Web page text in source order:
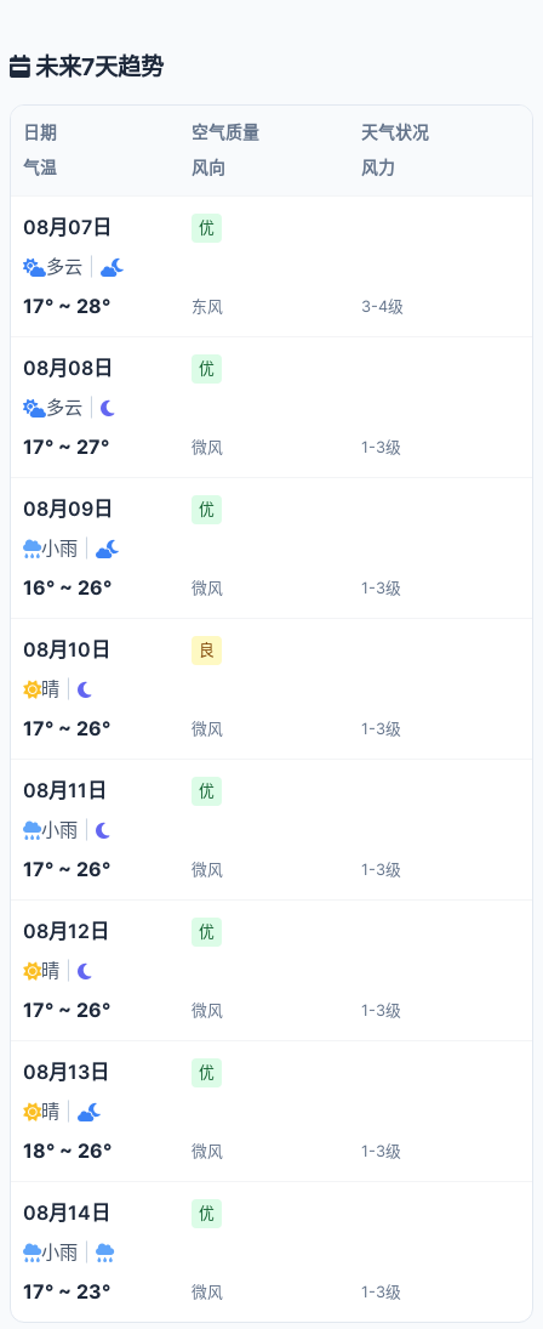
未来7天趋势
日期 空气质量
天气状况
气温
风向 风力
08月07日 优
多云
17° ~ 28° 东风 3-4级
08月08日 优
多云
17° ~ 27° 微风 1-3级
08月09日 优
小雨
16° ~ 26° 微风 1-3级
08月10日 良
晴
17° ~ 26° 微风 1-3级
08月11日 优
小雨
17° ~ 26° 微风 1-3级
08月12日 优
晴
17° ~ 26° 微风 1-3级
08月13日 优
晴
18° ~ 26° 微风 1-3级
08月14日 优
小雨
17° ~ 23° 微风 1-3级